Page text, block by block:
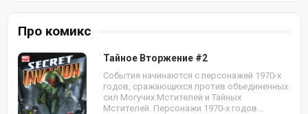
Про комикс
Тайное Вторжение #2
События начинаются с персонажей 1970-х
годов, сражающихся против объединенных
сил Могучих Мстителей и Тайных
Мстителей. Персонажи 1970-х годов...